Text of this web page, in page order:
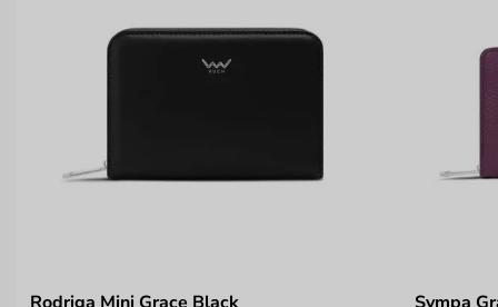
Rodriga Mini Grace Black Sympa